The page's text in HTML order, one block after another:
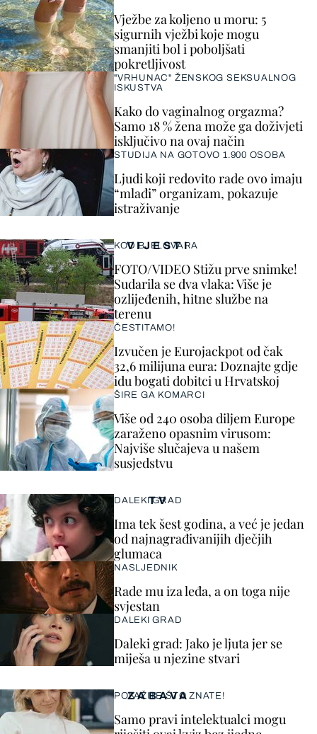
VIJESTI
KOD BJELOVARA
FOTO/VIDEO Stižu prve snimke!
Sudarila se dva vlaka: Više je
ozlijeđenih, hitne službe na
terenu
ČESTITAMO!
Izvučen je Eurojackpot od čak
32,6 milijuna eura: Doznajte gdje
idu bogati dobitci u Hrvatskoj
ŠIRE GA KOMARCI
Više od 240 osoba diljem Europe
zaraženo opasnim virusom:
Najviše slučajeva u našem
susjedstvu
Vježbe za koljeno u moru: 5
sigurnih vježbi koje mogu
smanjiti bol i poboljšati
pokretljivost
"VRHUNAC" ŽENSKOG SEKSUALNOG
ISKUSTVA
Kako do vaginalnog orgazma?
Samo 18 % žena može ga doživjeti
isključivo na ovaj način
STUDIJA NA GOTOVO 1.900 OSOBA
Ljudi koji redovito rade ovo imaju
“mlađi” organizam, pokazuje
istraživanje
ZABAVA
POKAŽITE ŠTO ZNATE!
Samo pravi intelektualci mogu
TV
DALEKI GRAD
Ima tek šest godina, a već je jedan
od najnagrađivanijih dječjih
glumaca
NASLJEDNIK
Rade mu iza leđa, a on toga nije
svjestan
DALEKI GRAD
Daleki grad: Jako je ljuta jer se
miješa u njezine stvari